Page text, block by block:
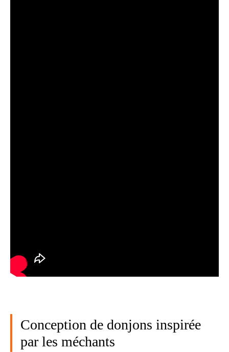
Conception de donjons inspirée
par les méchants